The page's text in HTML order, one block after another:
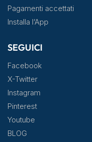
Pagamenti accettati
Installa l’App
SEGUICI
Facebook
X-Twitter
Instagram
Pinterest
Youtube
BLOG